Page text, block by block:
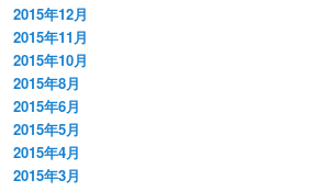
2015年12月
2015年11月
2015年10月
2015年8月
2015年6月
2015年5月
2015年4月
2015年3月